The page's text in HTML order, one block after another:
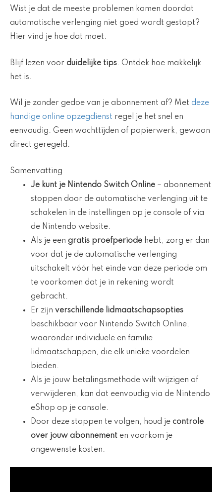
Wist je dat de meeste problemen komen doordat
automatische verlenging niet goed wordt gestopt?
Hier vind je hoe dat moet.
Blijf lezen voor duidelijke tips. Ontdek hoe makkelijk
het is.
Wil je zonder gedoe van je abonnement af? Met deze
handige online opzegdienst regel je het snel en
eenvoudig. Geen wachttijden of papierwerk, gewoon
direct geregeld.
Samenvatting
Je kunt je Nintendo Switch Online – abonnement
stoppen door de automatische verlenging uit te
schakelen in de instellingen op je console of via
de Nintendo website.
Als je een gratis proefperiode hebt, zorg er dan
voor dat je de automatische verlenging
uitschakelt vóór het einde van deze periode om
te voorkomen dat je in rekening wordt
gebracht.
Er zijn verschillende lidmaatschapsopties
beschikbaar voor Nintendo Switch Online,
waaronder individuele en familie
lidmaatschappen, die elk unieke voordelen
bieden.
Als je jouw betalingsmethode wilt wijzigen of
verwijderen, kan dat eenvoudig via de Nintendo
eShop op je console.
Door deze stappen te volgen, houd je controle
over jouw abonnement en voorkom je
ongewenste kosten.